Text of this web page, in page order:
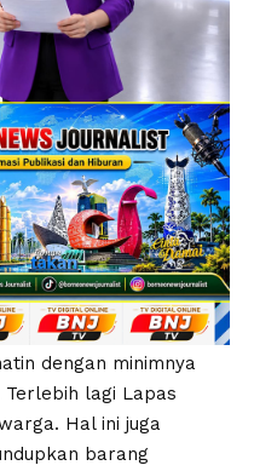
dengan minimnya
lagi Lapas
Hal ini juga
barang